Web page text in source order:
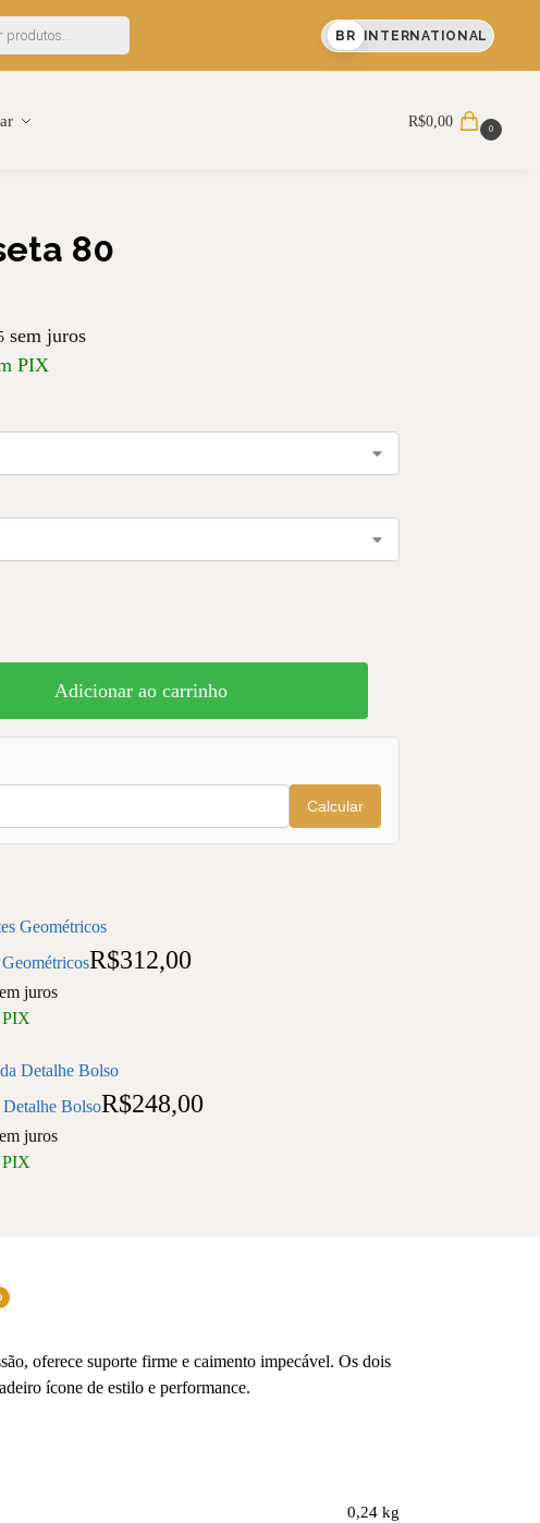
5% OFF em sua primeira compra BR INTERNATIONAL
R$0,00 0
80
sem juros
PIX
Adicionar ao carrinho
Calcular
R$312,00
juros
PIX
BolsoR$248,00
juros
PIX
oferece suporte firme e caimento impecável. Os dois
ícone de estilo e performance.
0,24 kg